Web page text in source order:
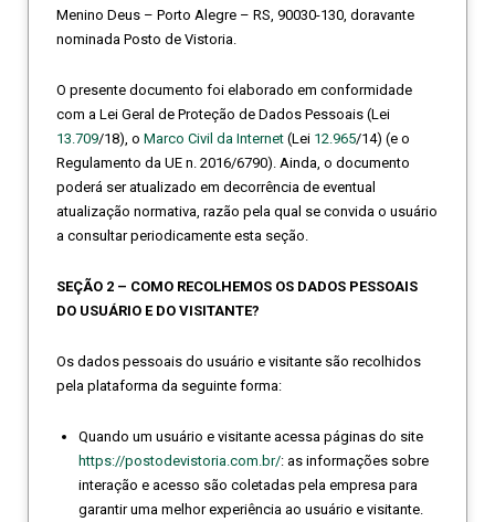
Menino Deus – Porto Alegre – RS, 90030-130, doravante
nominada Posto de Vistoria.
O presente documento foi elaborado em conformidade
com a Lei Geral de Proteção de Dados Pessoais (Lei
13.709/18), o Marco Civil da Internet (Lei 12.965/14) (e o
Regulamento da UE n. 2016/6790). Ainda, o documento
poderá ser atualizado em decorrência de eventual
atualização normativa, razão pela qual se convida o usuário
a consultar periodicamente esta seção.
SEÇÃO 2 – COMO RECOLHEMOS OS DADOS PESSOAIS
DO USUÁRIO E DO VISITANTE?
Os dados pessoais do usuário e visitante são recolhidos
pela plataforma da seguinte forma:
Quando um usuário e visitante acessa páginas do site
https://postodevistoria.com.br/: as informações sobre
interação e acesso são coletadas pela empresa para
garantir uma melhor experiência ao usuário e visitante.